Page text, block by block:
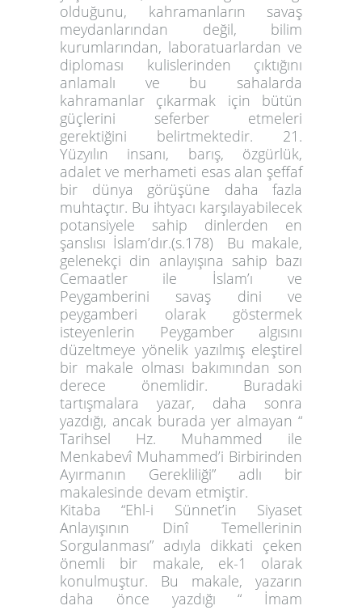
olduğunu, kahramanların savaş
meydanlarından değil, bilim
kurumlarından, laboratuarlardan ve
diploması kulislerinden çıktığını
anlamalı ve bu sahalarda
kahramanlar çıkarmak için bütün
güçlerini seferber etmeleri
gerektiğini belirtmektedir. 21.
Yüzyılın insanı, barış, özgürlük,
adalet ve merhameti esas alan şeffaf
bir dünya görüşüne daha fazla
muhtaçtır. Bu ihtyacı karşılayabilecek
potansiyele sahip dinlerden en
şanslısı İslam’dır.(s.178) Bu makale,
gelenekçi din anlayışına sahip bazı
Cemaatler ile İslam’ı ve
Peygamberini savaş dini ve
peygamberi olarak göstermek
isteyenlerin Peygamber algısını
düzeltmeye yönelik yazılmış eleştirel
bir makale olması bakımından son
derece önemlidir. Buradaki
tartışmalara yazar, daha sonra
yazdığı, ancak burada yer almayan “
Tarihsel Hz. Muhammed ile
Menkabevî Muhammed’i Birbirinden
Ayırmanın Gerekliliği” adlı bir
makalesinde devam etmiştir.
Kitaba “Ehl-i Sünnet’in Siyaset
Anlayışının Dinî Temellerinin
Sorgulanması” adıyla dikkati çeken
önemli bir makale, ek-1 olarak
konulmuştur. Bu makale, yazarın
daha önce yazdığı “ İmam